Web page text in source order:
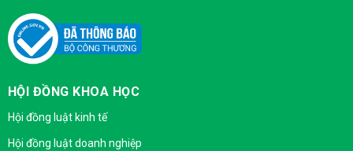
HỘI ĐỒNG KHOA HỌC
Hội đồng luật kinh tế
Hội đồng luật doanh nghiệp